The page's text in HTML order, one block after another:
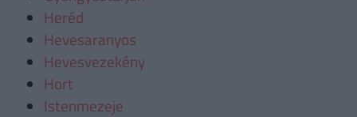
Heréd
Hevesaranyos
Hevesvezekény
Hort
Istenmezeje